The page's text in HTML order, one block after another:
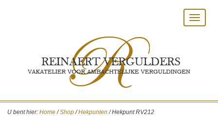
Toggle
U bent hier: Home/Shop/Hekpunten /Hekpunt RV212